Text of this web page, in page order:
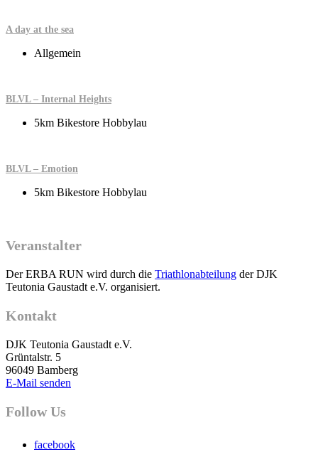
A day at the sea
Allgemein
BLVL – Internal Heights
5km Bikestore Hobbylau
BLVL – Emotion
5km Bikestore Hobbylau
Veranstalter
Der ERBA RUN wird durch die Triathlonabteilung der DJK
Teutonia Gaustadt e.V. organisiert.
Kontakt
DJK Teutonia Gaustadt e.V.
Grüntalstr. 5
96049 Bamberg
E-Mail senden
Follow Us
facebook